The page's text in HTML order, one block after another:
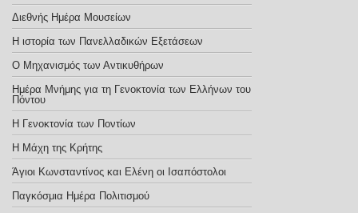
Διεθνής Ημέρα Μουσείων
Η ιστορία των Πανελλαδικών Εξετάσεων
Ο Μηχανισμός των Αντικυθήρων
Ημέρα Μνήμης για τη Γενοκτονία των Ελλήνων του
Πόντου
Η Γενοκτονία των Ποντίων
Η Μάχη της Κρήτης
Άγιοι Κωνσταντίνος και Ελένη οι Ισαπόστολοι
Παγκόσμια Ημέρα Πολιτισμού